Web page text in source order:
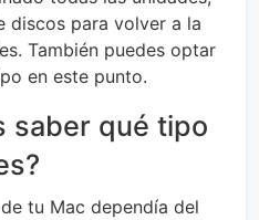
discos para volver a la
También puedes optar
en este punto.
saber qué tipo
tu Mac dependía del